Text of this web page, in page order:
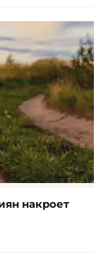
накроет